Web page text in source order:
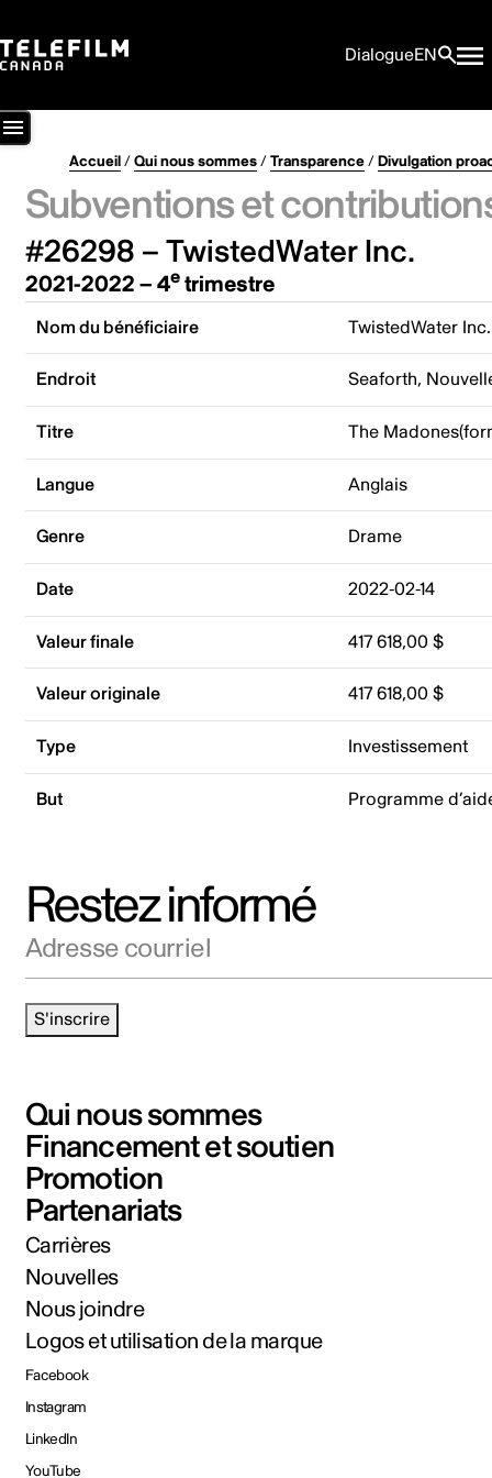
DialogueEN
Accueil/Qui nous sommes/Transparence/Divulgation
Subventions et
#26298 – TwistedWater Inc.
2021-2022 – 4etrimestre
Nom du bénéficiaire TwistedWater Inc.
Endroit Seaforth,
Titre The
Langue Anglais
Genre Drame
Date 2022-02-14
Valeur finale 417 618,00 $
Valeur originale 417 618,00 $
Type Investissement
But Programme
Restez informé
S'inscrire
Qui nous sommes
Financement et soutien
Promotion
Partenariats
Carrières
Nouvelles
Nous joindre
Logos et utilisation de la marque
Facebook
Instagram
LinkedIn
YouTube